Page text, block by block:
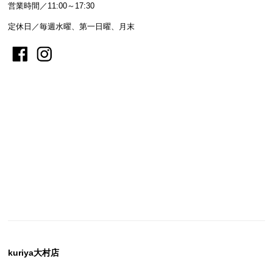
営業時間／11:00～17:30
定休日／毎週水曜、第一日曜、月末
kuriya大村店